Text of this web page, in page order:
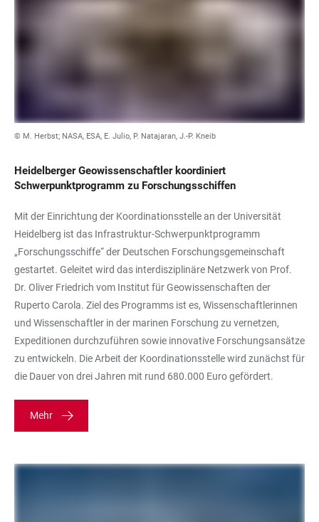
© M. Herbst; NASA, ESA, E. Julio, P. Natajaran, J.-P. Kneib
Heidelberger Geowissenschaftler koordiniert
Schwerpunktprogramm zu Forschungsschiffen
Mit der Einrichtung der Koordinationsstelle an der Universität
Heidelberg ist das Infrastruktur-Schwerpunktprogramm
„Forschungsschiffe“ der Deutschen Forschungsgemeinschaft
gestartet. Geleitet wird das interdisziplinäre Netzwerk von Prof.
Dr. Oliver Friedrich vom Institut für Geowissenschaften der
Ruperto Carola. Ziel des Programms ist es, Wissenschaftlerinnen
und Wissenschaftler in der marinen Forschung zu vernetzen,
Expeditionen durchzuführen sowie innovative Forschungsansätze
zu entwickeln. Die Arbeit der Koordinationsstelle wird zunächst für
die Dauer von drei Jahren mit rund 680.000 Euro gefördert.
Mehr